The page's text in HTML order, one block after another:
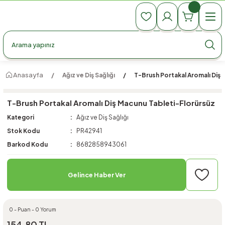
990 TL Üzeri Ücretsiz Kargo
990 TL Üzeri Ücretsiz Kargo
Anasayfa Ağız ve Diş Sağlığı T-Brush Portakal Aromalı
T-Brush Portakal Aromalı Diş Macunu Tableti-Florürsüz
Kategori
Ağız ve Diş Sağlığı
Stok Kodu
PR42941
Barkod Kodu
8682858943061
Gelince Haber Ver
0 - Puan - 0 Yorum